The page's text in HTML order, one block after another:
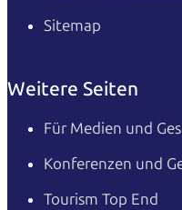
Sitemap
Weitere Seiten
Für Medien und
Konferenzen und
Tourism Top End